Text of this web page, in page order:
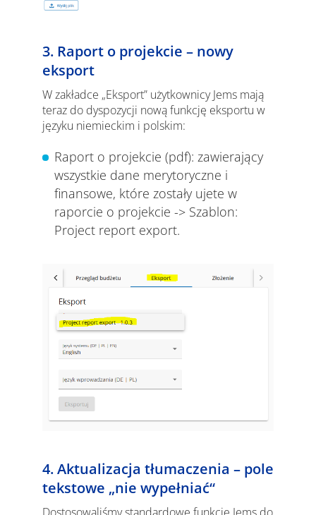
3. Raport o projekcie – nowy
eksport
W zakładce „Eksport” użytkownicy Jems mają
teraz do dyspozycji nową funkcję eksportu w
języku niemieckim i polskim:
Raport o projekcie (pdf): zawierający
wszystkie dane merytoryczne i
finansowe, które zostały ujete w
raporcie o projekcie -> Szablon:
Project report export.
4. Aktualizacja tłumaczenia – pole
tekstowe „nie wypełniać“